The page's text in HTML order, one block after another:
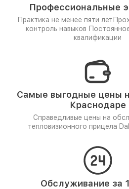
Профессиональные
Практика не менее пяти лет
контроль навыков
квалификации
Самые выгодные цены
Краснодаре
Справедливые цены на
тепловизионного прицела
Обслуживание за